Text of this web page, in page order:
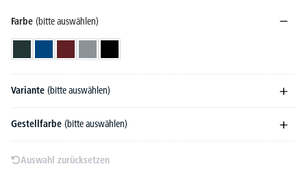
Farbe (bitte auswählen)
Variante (bitte auswählen)
Gestellfarbe (bitte auswählen)
Auswahl zurücksetzen